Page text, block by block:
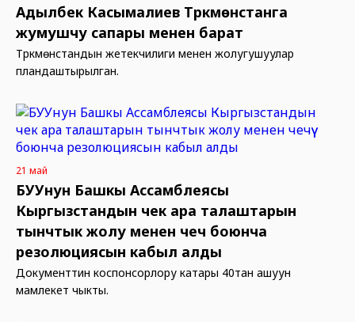
Адылбек Касымалиев Түркмөнстанга
жумушчу сапары менен барат
Түркмөнстандын жетекчилиги менен жолугушуулар
пландаштырылган.
21 май
БУУнун Башкы Ассамблеясы
Кыргызстандын чек ара талаштарын
тынчтык жолу менен чечүү боюнча
резолюциясын кабыл алды
Документтин коспонсорлору катары 40тан ашуун
мамлекет чыкты.